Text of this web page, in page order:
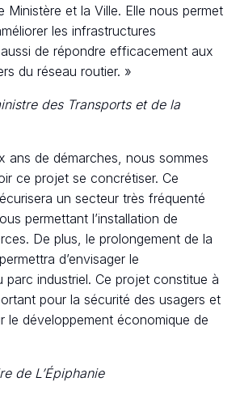
Ministère et la Ville. Elle nous permet
les infrastructures
de répondre efficacement aux
du réseau routier. »
des Transports et de la
ans de démarches, nous sommes
ce projet se concrétiser. Ce
un secteur très fréquenté
permettant l’installation de
De plus, le prolongement de la
d’envisager le
parc industriel. Ce projet constitue à
pour la sécurité des usagers et
le développement économique de
de L’Épiphanie